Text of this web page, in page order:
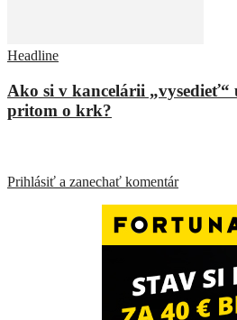
Headline
Ako si v kancelárii „vysedieť“
pritom o krk?
Prihlásiť a zanechať komentár